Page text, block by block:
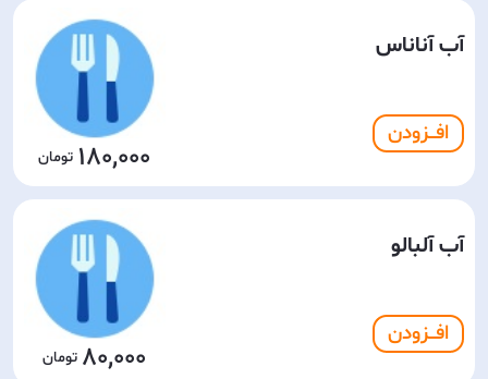
آب آناناس
افـــزودن
180,000
آب آلبالو
افـــزودن
80,000